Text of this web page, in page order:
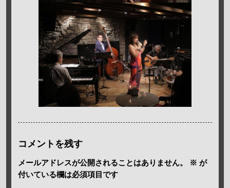
コメントを残す
メールアドレスが公開されることはありません。 ※ が
付いている欄は必須項目です